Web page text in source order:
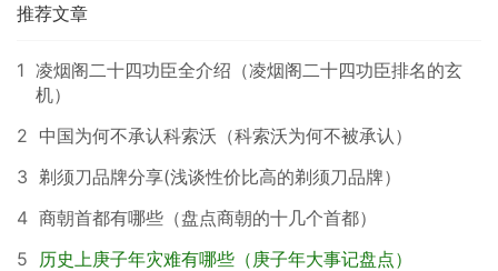
推荐文章
1 凌烟阁二十四功臣全介绍（凌烟阁二十四功臣排名的玄
机）
2 中国为何不承认科索沃（科索沃为何不被承认）
3 剃须刀品牌分享(浅谈性价比高的剃须刀品牌）
4 商朝首都有哪些（盘点商朝的十几个首都）
5
历史上庚子年灾难有哪些（庚子年大事记盘点）